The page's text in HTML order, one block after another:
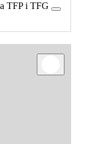
TFP i TFG